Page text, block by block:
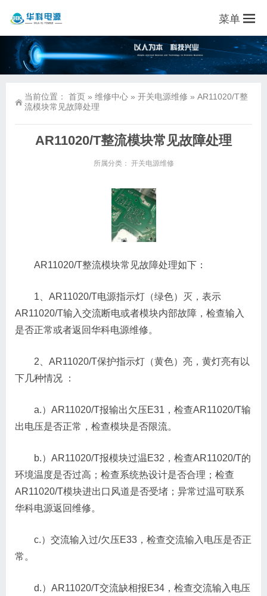
菜单
当前位置： 首页 » 维修中心 » 开关电源维修 » AR11020/T整
流模块常见故障处理
AR11020/T整流模块常见故障处理
所属分类： 开关电源维修
AR11020/T整流模块常见故障处理如下：
1、AR11020/T电源指示灯（绿色）灭，表示
AR11020/T输入交流断电或者模块内部故障，检查输入
是否正常或者返回华科电源维修。
2、AR11020/T保护指示灯（黄色）亮，黄灯亮有以
下几种情况 ：
a.）AR11020/T报输出欠压E31，检查AR11020/T输
出电压是否正常，检查模块是否限流。
b.）AR11020/T报模块过温E32，检查AR11020/T的
环境温度是否过高；检查系统热设计是否合理；检查
AR11020/T模块进出口风道是否受堵；异常过温可联系
华科电源返回维修。
c.）交流输入过/欠压E33，检查交流输入电压是否正
常。
d.）AR11020/T交流缺相报E34，检查交流输入电压